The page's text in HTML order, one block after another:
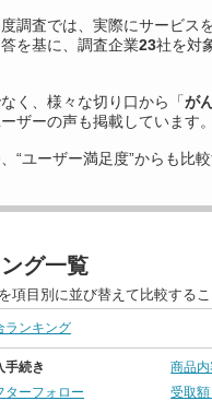
調査では、実際にサービス
を基に、調査企業23社を対
く、様々な切り口から「が
ザーの声も掲載しています。
“ユーザー満足度”からも比
グ一覧
項目別に並び替えて比較するこ
ランキング
手続き 商品
ターフォロー
受取